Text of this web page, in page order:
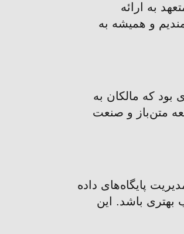
است و متعهد به ارائه
و همیشه به
بود که مالکان به
متن‌باز و صنعت
پایگاه‌های داده
بهتری باشد. این